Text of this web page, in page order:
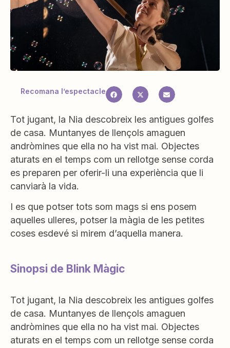
Recomana l’espectacle
Tot jugant, la Nia descobreix les antigues golfes
de casa. Muntanyes de llençols amaguen
andròmines que ella no ha vist mai. Objectes
aturats en el temps com un rellotge sense corda
es preparen per oferir-li una experiència que li
canviarà la vida.
I es que potser tots som mags si ens posem
aquelles ulleres, potser la màgia de les petites
coses esdevé si mirem d’aquella manera.
Sinopsi de Blink Màgic
Tot jugant, la Nia descobreix les antigues golfes
de casa. Muntanyes de llençols amaguen
andròmines que ella no ha vist mai. Objectes
aturats en el temps com un rellotge sense corda